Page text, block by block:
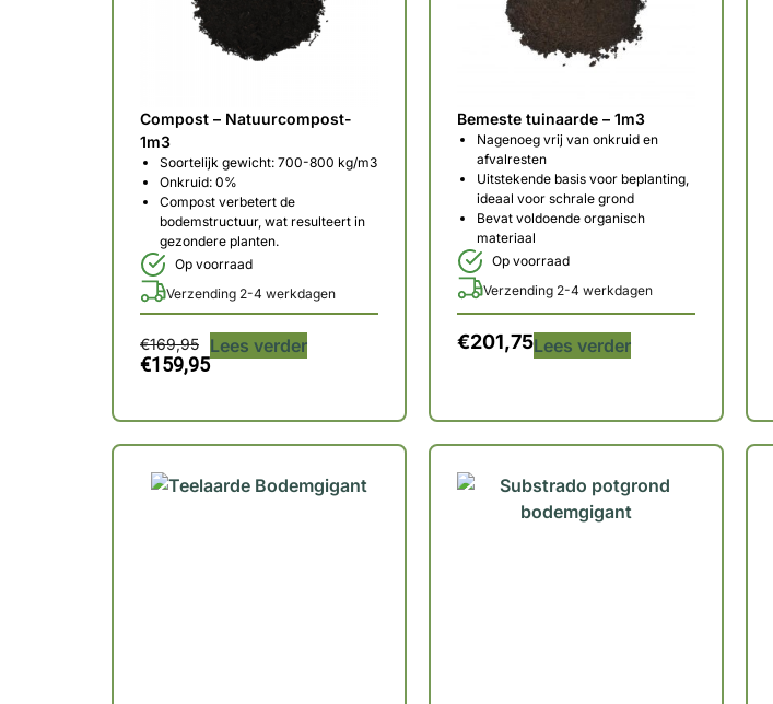
Compost – Natuurcompost-
1m3
Soortelijk gewicht: 700-800 kg/m3
Onkruid: 0%
Compost verbetert de
bodemstructuur, wat resulteert in
gezondere planten.
Op voorraad
Verzending 2-4 werkdagen
€169,95
€159,95
Lees verder
Bemeste tuinaarde – 1m3
Nagenoeg vrij van onkruid en
afvalresten
Uitstekende basis voor beplanting,
ideaal voor schrale grond
Bevat voldoende organisch
materiaal
Op voorraad
Verzending 2-4 werkdagen
€201,75Lees verder